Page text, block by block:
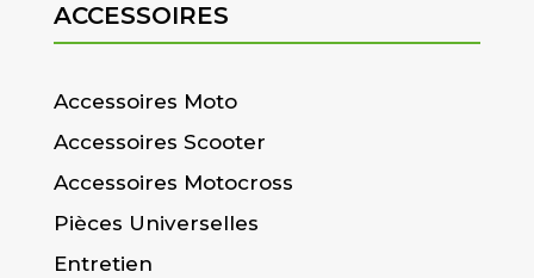
ACCESSOIRES
Accessoires Moto
Accessoires Scooter
Accessoires Motocross
Pièces Universelles
Entretien